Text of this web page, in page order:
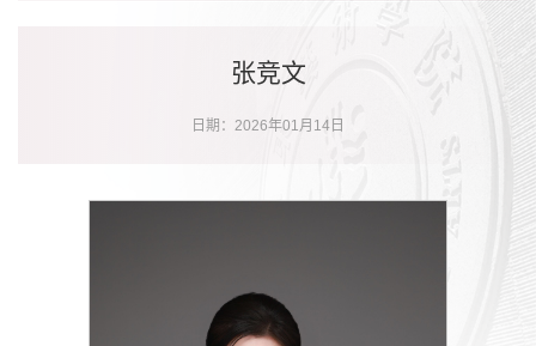
张竞文
日期：2026年01月14日